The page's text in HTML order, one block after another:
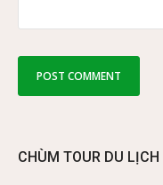
CHÙM TOUR DU LỊCH